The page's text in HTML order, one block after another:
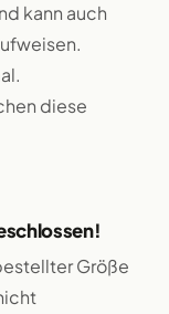
kann auch
diese
Größe